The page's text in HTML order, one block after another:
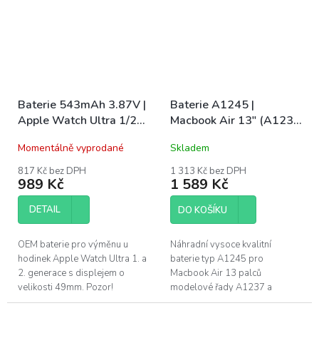
Baterie 543mAh 3.87V |
Apple Watch Ultra 1/2
Momentálně vyprodané
817 Kč bez DPH
989 Kč
DETAIL
OEM baterie pro výměnu u
hodinek Apple Watch Ultra 1. a
2. generace s displejem o
velikosti 49mm. Pozor!
Náročná oprava pro zkušené
Baterie A1245 |
Macbook Air 13" (A1237
LATE 2008 / MID 2009)
Skladem
1 313 Kč bez DPH
1 589 Kč
DO KOŠÍKU
Náhradní vysoce kvalitní
baterie typ A1245 pro
Macbook Air 13 palců
modelové řady A1237 a
A1304. Naše baterie mají CE,